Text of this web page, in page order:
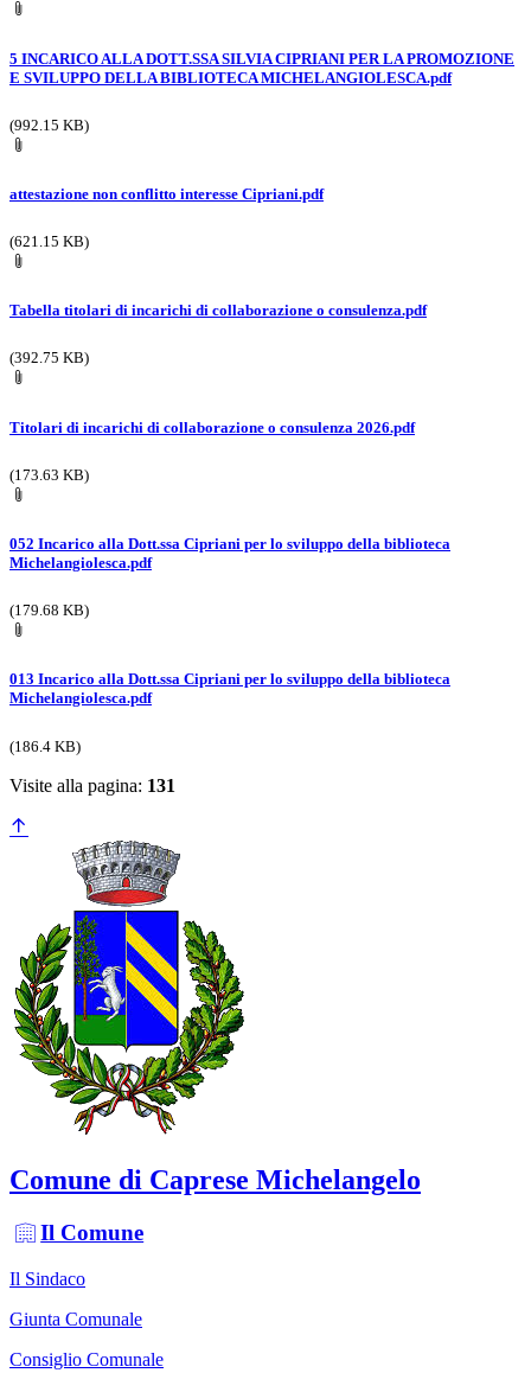
5 INCARICO ALLA DOTT.SSA SILVIA CIPRIANI PER LA PROMOZIONE
E SVILUPPO DELLA BIBLIOTECA MICHELANGIOLESCA.pdf
(992.15 KB)
attestazione non conflitto interesse Cipriani.pdf
(621.15 KB)
Tabella titolari di incarichi di collaborazione o consulenza.pdf
(392.75 KB)
Titolari di incarichi di collaborazione o consulenza 2026.pdf
(173.63 KB)
052 Incarico alla Dott.ssa Cipriani per lo sviluppo della biblioteca
Michelangiolesca.pdf
(179.68 KB)
013 Incarico alla Dott.ssa Cipriani per lo sviluppo della biblioteca
Michelangiolesca.pdf
(186.4 KB)
Visite alla pagina: 131
Comune di Caprese Michelangelo
Il Comune
Il Sindaco
Giunta Comunale
Consiglio Comunale